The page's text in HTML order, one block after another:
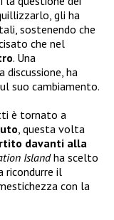
gli ha
sostenendo che
che nel
. Una
discussione, ha
suo cambiamento.
è tornato a
, questa volta
davanti alla
Islandha scelto
ricondurre il
con la